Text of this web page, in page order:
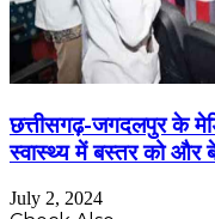
छत्तीसगढ़-जगदलपुर के
स्वास्थ्य में बस्तर को और
July 2, 2024